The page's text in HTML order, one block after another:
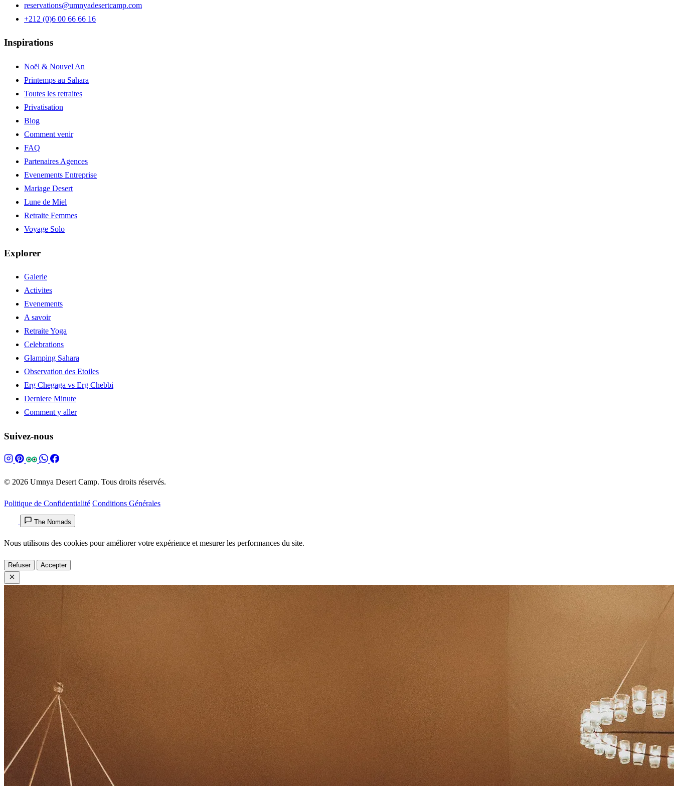
reservations@umnyadesertcamp.com
+212 (0)6 00 66 66 16
Inspirations
Noël & Nouvel An
Printemps au Sahara
Toutes les retraites
Privatisation
Blog
Comment venir
FAQ
Partenaires Agences
Evenements Entreprise
Mariage Desert
Lune de Miel
Retraite Femmes
Voyage Solo
Explorer
Galerie
Activites
Evenements
A savoir
Retraite Yoga
Celebrations
Glamping Sahara
Observation des Etoiles
Erg Chegaga vs Erg Chebbi
Derniere Minute
Comment y aller
Suivez-nous
© 2026 Umnya Desert Camp. Tous droits réservés.
Politique de Confidentialité Conditions Générales
The Nomads
Nous utilisons des cookies pour améliorer votre expérience et mesurer les performances du site.
Refuser Accepter